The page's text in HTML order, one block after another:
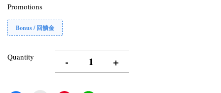
Promotions
Bonus / 回饋金
Quantity - +